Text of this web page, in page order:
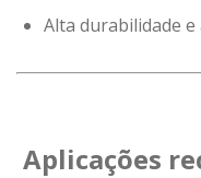
Alta durabilidade
Aplicações